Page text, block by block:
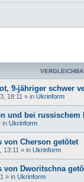
9-jähriger schwer
18:11 » in Ukrinform
und bei russischem
in Ukrinform
von Cherson getötet
13:11 » in Ukrinform
von Dworitschna
» in Ukrinform